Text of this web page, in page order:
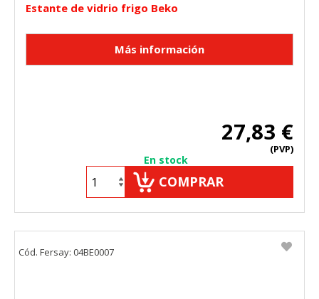
Estante de vidrio frigo Beko
27,83 €
(PVP)
En stock
COMPRAR
Cód. Fersay: 04BE0007